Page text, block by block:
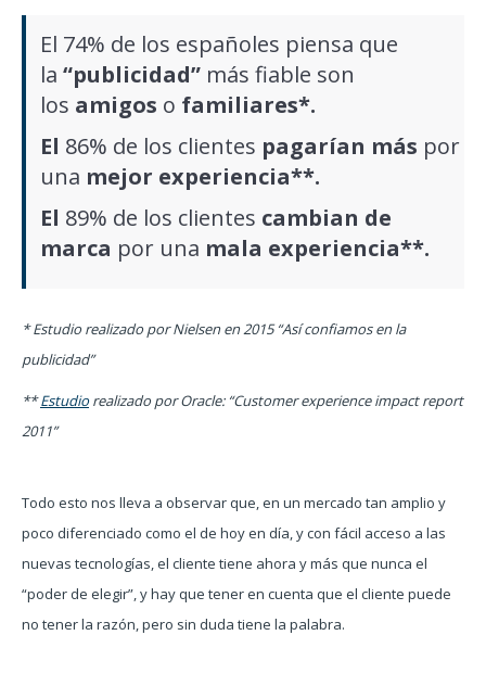
El 74% de los españoles piensa que
la “publicidad” más fiable son
los amigos o familiares*.
El 86% de los clientes pagarían más por
una mejor experiencia**.
El 89% de los clientes cambian de
marca por una mala experiencia**.
* Estudio realizado por Nielsen en 2015 “Así confiamos en la
publicidad”
**Estudiorealizado por Oracle: “Customer experience impact report
2011”
Todo esto nos lleva a observar que, en un mercado tan amplio y
poco diferenciado como el de hoy en día, y con fácil acceso a las
nuevas tecnologías, el cliente tiene ahora y más que nunca el
“poder de elegir”, y hay que tener en cuenta que el cliente puede
no tener la razón, pero sin duda tiene la palabra.